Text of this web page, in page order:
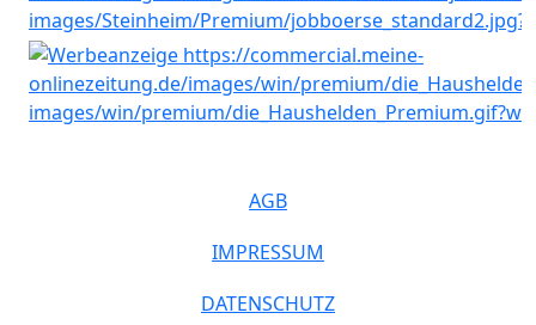
AGB
IMPRESSUM
DATENSCHUTZ